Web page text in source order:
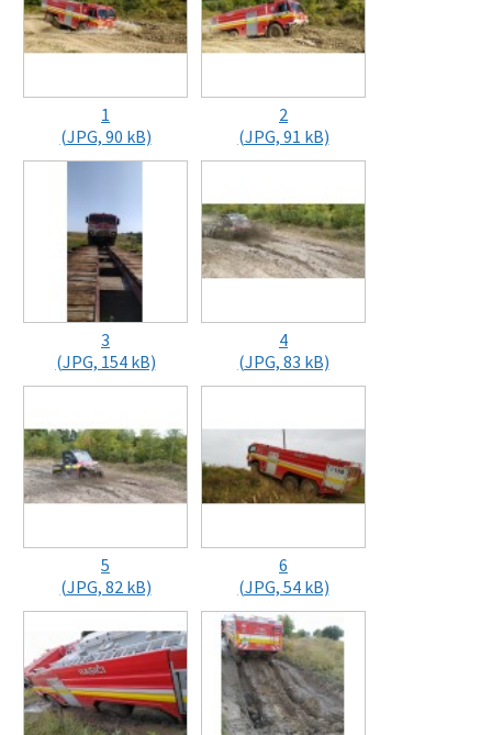
1
(JPG, 90 kB)
2
(JPG, 91 kB)
3
(JPG, 154 kB)
4
(JPG, 83 kB)
5
(JPG, 82 kB)
6
(JPG, 54 kB)